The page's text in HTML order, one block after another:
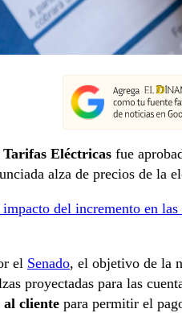
Eléctricas fue
alza de precios de la
impacto del incremento en
el Senado, el objetivo de la
proyectadas para las
al cliente para permitir el